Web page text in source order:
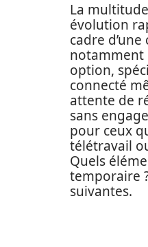
La
évolution
cadre
notamment
option,
connecté
attente de
sans
pour ceux
télétravail
Quels
temporaire
suivantes.